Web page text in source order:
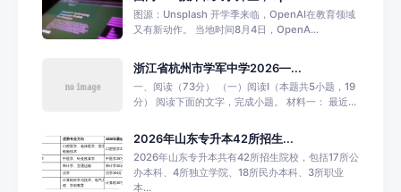
图源：Unsplash 开学季来临，OpenAI在教育领域
又有新动作。 当地时间8月4日，OpenA...
浙江省杭州市学军中学2026—...
一、阅读（73分） （一）阅读Ⅰ（本题共5小题，19
分） 阅读下面的文字，完成小题。 材料一： 最近...
2026年山东专升本42所招生...
2026年山东专升本共有42所招生院校，包括17所公
办本科、4所独立学院、18所民办本科、3所职业
本...